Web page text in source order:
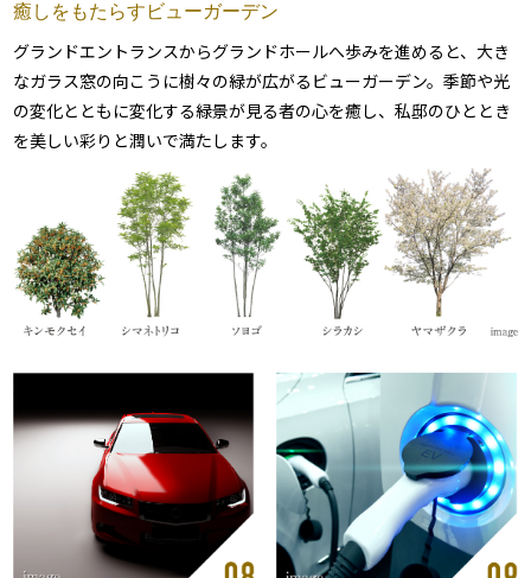
癒しをもたらすビューガーデン
グランドエントランスからグランドホールへ歩みを進めると、大き
なガラス窓の向こうに樹々の緑が広がるビューガーデン。季節や光
の変化とともに変化する緑景が見る者の心を癒し、私邸のひととき
を美しい彩りと潤いで満たします。